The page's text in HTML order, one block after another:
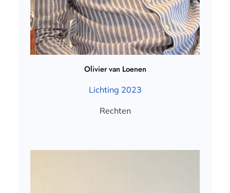
Olivier van Loenen
Lichting 2023
Rechten